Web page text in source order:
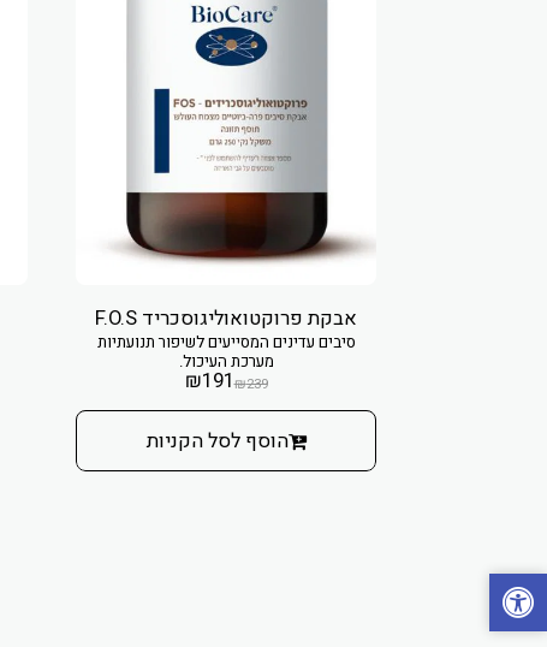
אבקת פרוקטואוליגוסכריד F.O.S
סיבים עדינים המסייעים לשיפור תנועתיות
מערכת העיכול.
₪239
₪191
הוסף לסל הקניות